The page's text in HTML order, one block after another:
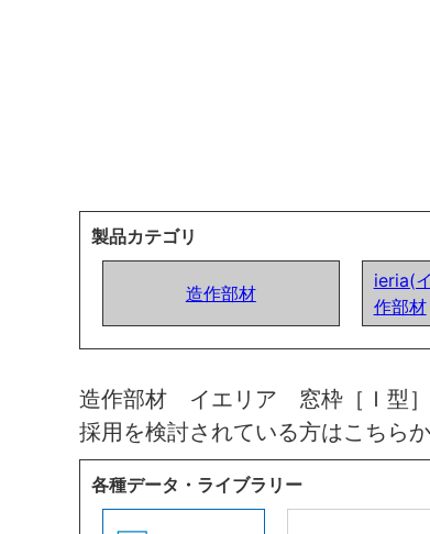
製品カテゴリ
造作部材
ieria(
作部材
造作部材 イエリア 窓枠［Ｉ型
採用を検討されている方はこちら
各種データ・ライブラリー